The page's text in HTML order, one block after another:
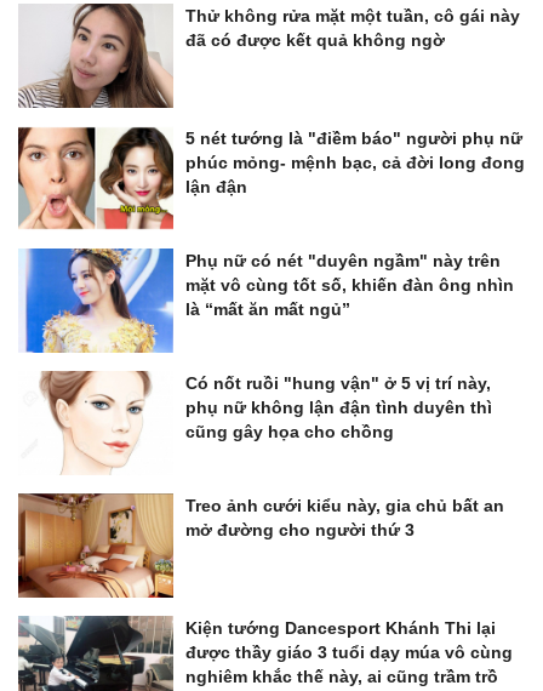
Thử không rửa mặt một tuần, cô gái này
đã có được kết quả không ngờ
5 nét tướng là "điềm báo" người phụ nữ
phúc mỏng- mệnh bạc, cả đời long đong
lận đận
Phụ nữ có nét "duyên ngầm" này trên
mặt vô cùng tốt số, khiến đàn ông nhìn
là “mất ăn mất ngủ”
Có nốt ruồi "hung vận" ở 5 vị trí này,
phụ nữ không lận đận tình duyên thì
cũng gây họa cho chồng
Treo ảnh cưới kiểu này, gia chủ bất an
mở đường cho người thứ 3
Kiện tướng Dancesport Khánh Thi lại
được thầy giáo 3 tuổi dạy múa vô cùng
nghiêm khắc thế này, ai cũng trầm trồ